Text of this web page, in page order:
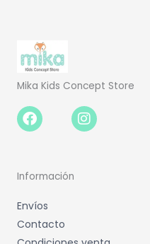
Mika Kids Concept Store
Facebook-
f
Instagram
Información
Envíos
Contacto